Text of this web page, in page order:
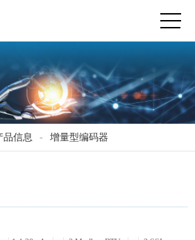
品信息 - 增量型编码器